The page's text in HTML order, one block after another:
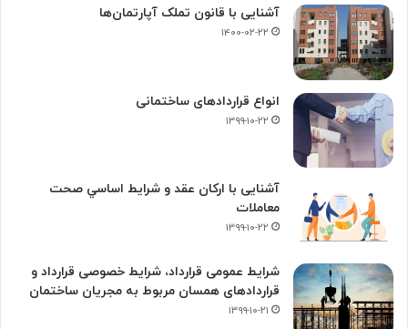
آشنایی با قانون تملک آپارتمان‌ها
۱۴۰۰-۰۲-۲۲
انواع قراردادهای ساختمانی
۱۳۹۹-۱۰-۲۲
آشنایی با ارکان عقد و شرايط اساسي صحت
معاملات
۱۳۹۹-۱۰-۲۲
شرایط عمومی قرارداد، شرایط خصوصی قرارداد و
قراردادهای همسان مربوط به مجریان ساختمان
۱۳۹۹-۱۰-۲۱